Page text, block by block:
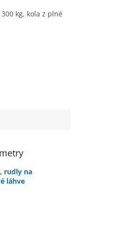
kg, kola z plné
rudly na
láhve